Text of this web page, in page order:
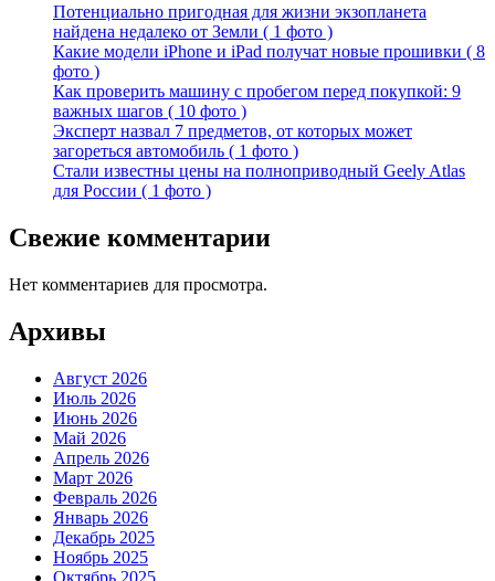
Потенциально пригодная для жизни экзопланета
найдена недалеко от Земли ( 1 фото )
Какие модели iPhone и iPad получат новые прошивки ( 8
фото )
Как проверить машину с пробегом перед покупкой: 9
важных шагов ( 10 фото )
Эксперт назвал 7 предметов, от которых может
загореться автомобиль ( 1 фото )
Стали известны цены на полноприводный Geely Atlas
для России ( 1 фото )
Свежие комментарии
Нет комментариев для просмотра.
Архивы
Август 2026
Июль 2026
Июнь 2026
Май 2026
Апрель 2026
Март 2026
Февраль 2026
Январь 2026
Декабрь 2025
Ноябрь 2025
Октябрь 2025